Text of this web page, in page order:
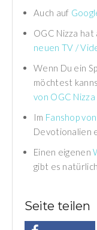
Auch auf
OGC Nizza
neuen TV /
Wenn Du ein
möchtest
von OGC Nizza
Im Fanshop
Devotionalien
Einen eigenen
gibt es
Seite teilen